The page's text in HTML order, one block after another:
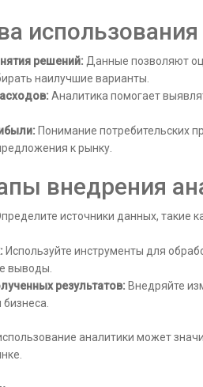
использования
решений: Данные позволяют
наилучшие варианты.
Аналитика помогает
Понимание потребительских
к рынку.
внедрения
источники данных, такие
Используйте инструменты для
выводы.
результатов: Внедряйте
аналитики может